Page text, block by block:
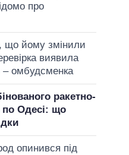
про
що йому змінили
виявила
– омбудсменка
ракетно-
по Одесі: що
опинився під